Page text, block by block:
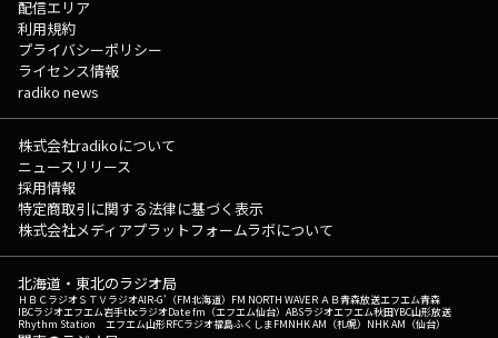
◇LINE ◇YouTube ◇TikTok ◇Instagram ▽23:00〜 【 松田
LOCKS! COUNTDOWN JASRAC supported by JASRAC 】 ---
▽23:10〜 【 宮世LOCKS! 】 毎週水曜日は”美”を追求する（りゅ）美術
の講師！ 宮世琉弥先生による「宮世LOCKS!」 番組Webサイト：
https://www.tfm.co.jp/lock メッセージフォーム：
https://www.tfm.co.jp/lock/mail/ FAX：03-3221-1800 Xハッシュタグ
は「#スクールオブロック」 Xアカウントは「@sol_info」
配信エリア
利用規約
プライバシーポリシー
ライセンス情報
radiko news
株式会社radikoについて
ニュースリリース
採用情報
特定商取引に関する法律に基づく表示
株式会社メディアプラットフォームラボについて
北海道・東北のラジオ局
ＨＢＣラジオＳＴＶラジオAIR-G'（FM北海道） FM NORTH WAVEＲＡＢ青森放送エフエム青森
IBCラジオエフエム岩手tbcラジオDate fm（エフエム仙台） ABSラジオエフエム秋田YBC山形放送
Rhythm Station エフエム山形RFCラジオ福島ふくしまFMNHK AM（札幌） NHK AM（仙台）